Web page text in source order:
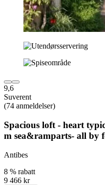
9,6
Suverent
(74 anmeldelser)
Spacious loft - heart
m sea&ramparts- all by
Antibes
8 % rabatt
9 466 kr